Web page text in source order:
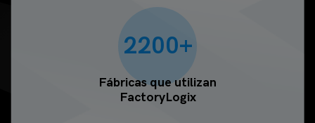
2200+
Fábricas que utilizan
FactoryLogix